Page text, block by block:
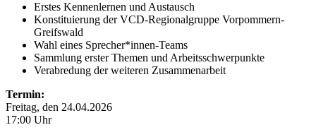
Erstes Kennenlernen und Austausch
Konstituierung der VCD-Regionalgruppe Vorpommern-
Greifswald
Wahl eines Sprecher*innen-Teams
Sammlung erster Themen und Arbeitsschwerpunkte
Verabredung der weiteren Zusammenarbeit
Termin:
Freitag, den 24.04.2026
17:00 Uhr